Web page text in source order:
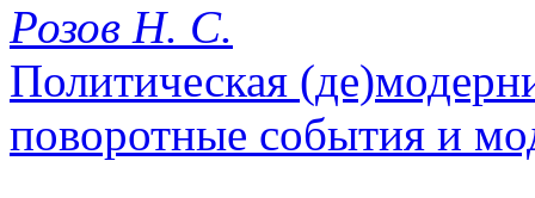
Розов Н. С.
Политическая
поворотные события и